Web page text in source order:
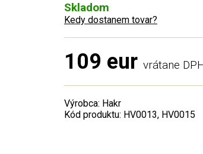
Skladom
Kedy dostanem tovar?
109 eur vrátane
Výrobca: Hakr
Kód produktu: HV0013, HV0015